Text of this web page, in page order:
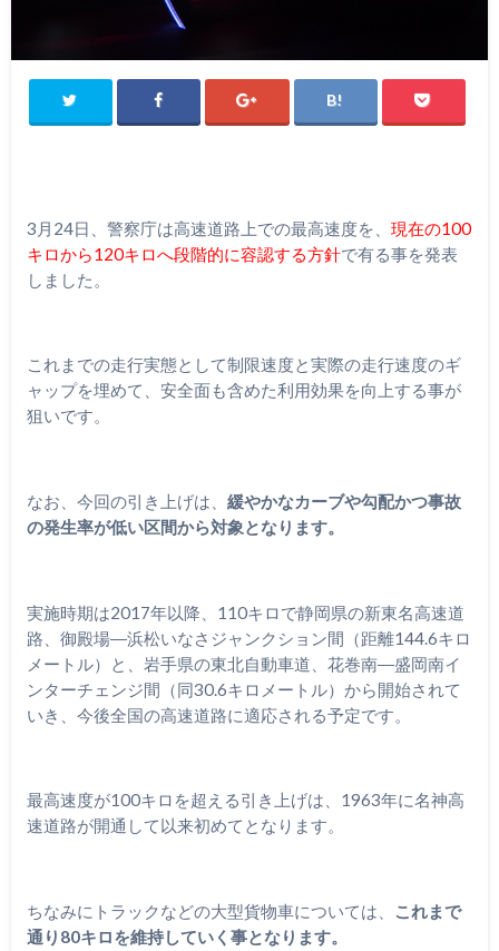
3月24日、警察庁は高速道路上での最高速度を、 現在の100
キロから120キロへ段階的に容認する方針で有る事を発表
しました。
これまでの走行実態として制限速度と実際の走行速度のギ
ャップを埋めて、安全面も含めた利用効果を向上する事が
狙いです。
なお、今回の引き上げは、 緩やかなカーブや勾配かつ事故
の発生率が低い区間から対象となります。
実施時期は2017年以降、110キロで静岡県の新東名高速道
路、御殿場―浜松いなさジャンクション間（距離144.6キロ
メートル）と、岩手県の東北自動車道、花巻南―盛岡南イ
ンターチェンジ間（同30.6キロメートル）から開始されて
いき、今後全国の高速道路に適応される予定です。
最高速度が100キロを超える引き上げは、1963年に名神高
速道路が開通して以来初めてとなります。
ちなみにトラックなどの大型貨物車については、 これまで
通り80キロを維持していく事となります。